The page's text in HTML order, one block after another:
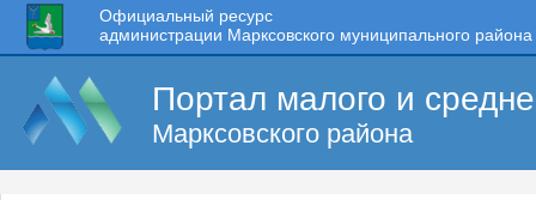
Официальный ресурс
администрации Марксовского муниципального района
Портал малого и
Марксовского района